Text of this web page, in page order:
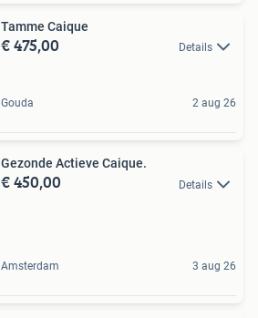
Tamme Caique
€ 475,00 Details
Gouda 2 aug 26
Gezonde Actieve Caique.
€ 450,00 Details
Amsterdam 3 aug 26